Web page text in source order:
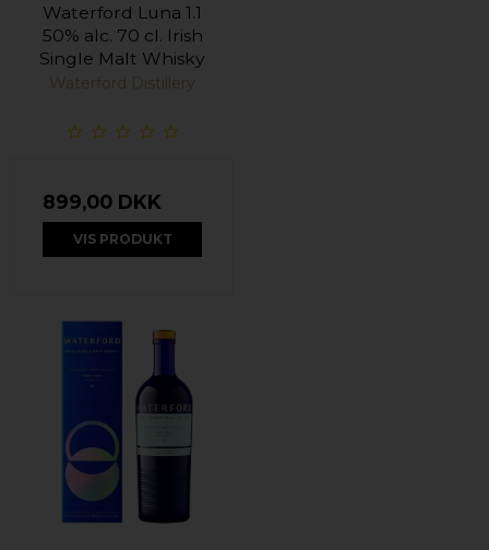
Waterford Luna 1.1
50% alc. 70 cl. Irish
Single Malt Whisky
Waterford Distillery
899,00 DKK
VIS PRODUKT